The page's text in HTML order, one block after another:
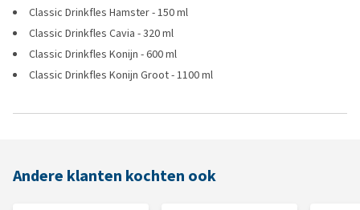
Classic Drinkfles Hamster - 150 ml
Classic Drinkfles Cavia - 320 ml
Classic Drinkfles Konijn - 600 ml
Classic Drinkfles Konijn Groot - 1100 ml
Andere klanten kochten ook